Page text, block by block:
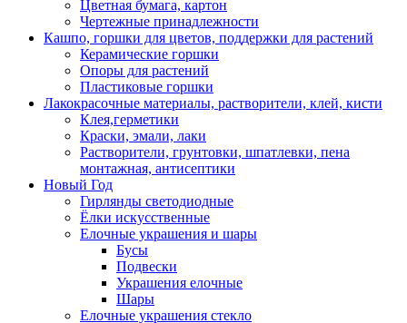
Цветная бумага, картон
Чертежные принадлежности
Кашпо, горшки для цветов, поддержки для растений
Керамические горшки
Опоры для растений
Пластиковые горшки
Лакокрасочные материалы, растворители, клей, кисти
Клея,герметики
Краски, эмали, лаки
Растворители, грунтовки, шпатлевки, пена
монтажная, антисептики
Новый Год
Гирлянды светодиодные
Ёлки искусственные
Елочные украшения и шары
Бусы
Подвески
Украшения елочные
Шары
Елочные украшения стекло